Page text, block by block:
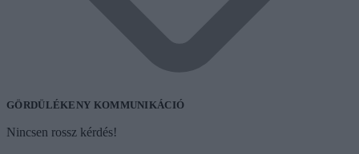
GÖRDÜLÉKENY KOMMUNIKÁCIÓ
Nincsen rossz kérdés!